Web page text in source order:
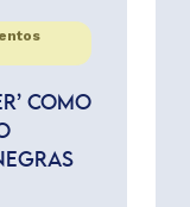
COMO